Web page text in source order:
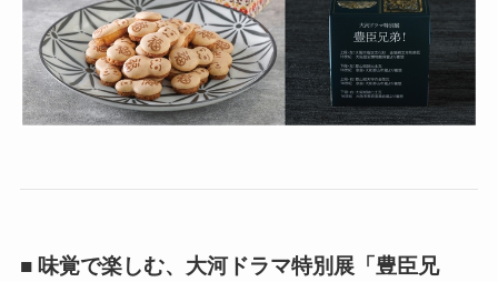
■ 味覚で楽しむ、大河ドラマ特別展「豊臣兄